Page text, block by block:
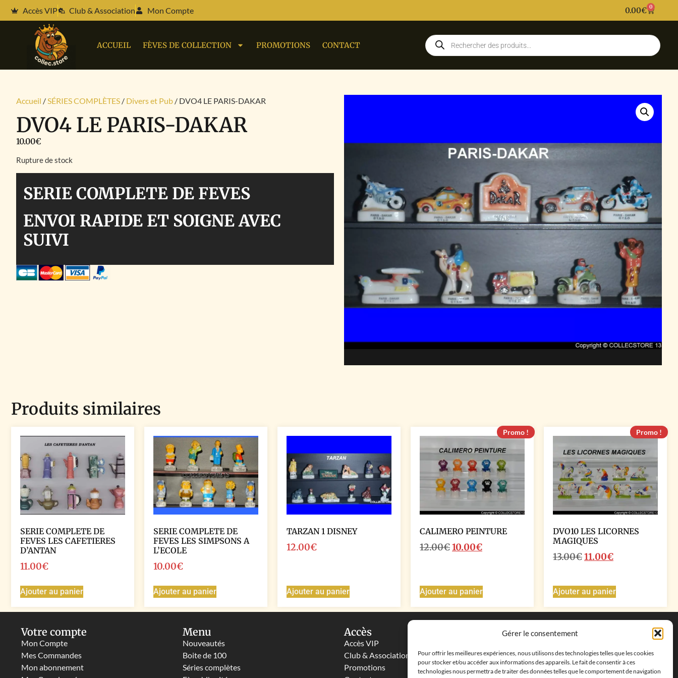
Gérer le consentement
Pour offrir les meilleures expériences, nous utilisons des technologies telles que les cookies
pour stocker et/ou accéder aux informations des appareils. Le fait de consentir à ces
technologies nous permettra de traiter des données telles que le comportement de navigation
Accès VIP Club & Association Mon Compte 0.00€ 0
ACCUEIL FÈVES DE COLLECTION PROMOTIONS CONTACT
Accueil /SÉRIES COMPLÈTES / Divers et Pub / DVO4 LE PARIS-DAKAR
DVO4 LE PARIS-DAKAR
10.00€
Rupture de stock
SERIE COMPLETE DE FEVES
ENVOI RAPIDE ET SOIGNE AVEC
SUIVI
Produits similaires
SERIE COMPLETE DE
FEVES LES CAFETIERES
D’ANTAN
11.00€
Ajouter au panier
SERIE COMPLETE DE
FEVES LES SIMPSONS A
L’ECOLE
10.00€
Ajouter au panier
TARZAN 1 DISNEY
12.00€
Ajouter au panier
Promo !
CALIMERO PEINTURE
12.00€10.00€
Ajouter au panier
Promo !
DVO10 LES LICORNES
MAGIQUES
13.00€11.00€
Ajouter au panier
Votre compte
Mon Compte
Mes Commandes
Mon abonnement
Menu
Nouveautés
Boite de 100
Séries complètes
Accès
Accès VIP
Club & Associations
Promotions
Coordonnées
cléments, 13500 Martigues, France
Téléphone : ‭+33652313256‬